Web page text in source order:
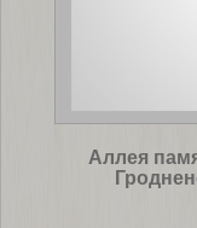
Аллея